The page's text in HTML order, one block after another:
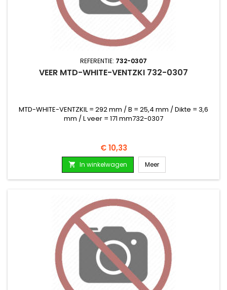
REFERENTIE: 732-0307
VEER MTD-WHITE-VENTZKI 732-0307
MTD-WHITE-VENTZKIL = 292 mm / B = 25,4 mm / Dikte = 3,6
mm / L veer = 171 mm732-0307
Prijs
€ 10,33
 In winkelwagen Meer